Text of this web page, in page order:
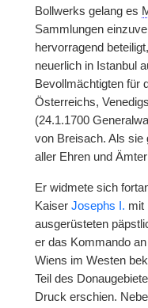
Bollwerks gelang es
Sammlungen
hervorragend
neuerlich in Istanbul
Bevollmächtigten für
Österreichs,
(24.1.1700
von Breisach. Als sie
aller Ehren und
Er widmete sich
Kaiser Josephs I. mit
ausgerüsteten
er das Kommando
Wiens im Westen
Teil des
Druck erschien.